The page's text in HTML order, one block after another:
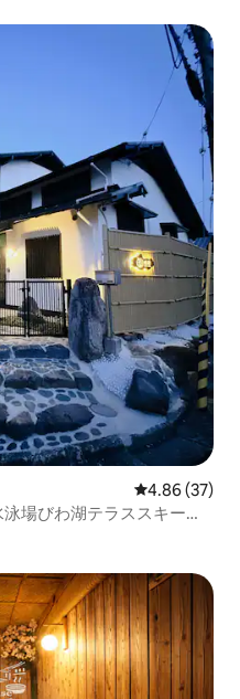
レビュー37
4.86 (37)
場びわ湖テラススキーコ